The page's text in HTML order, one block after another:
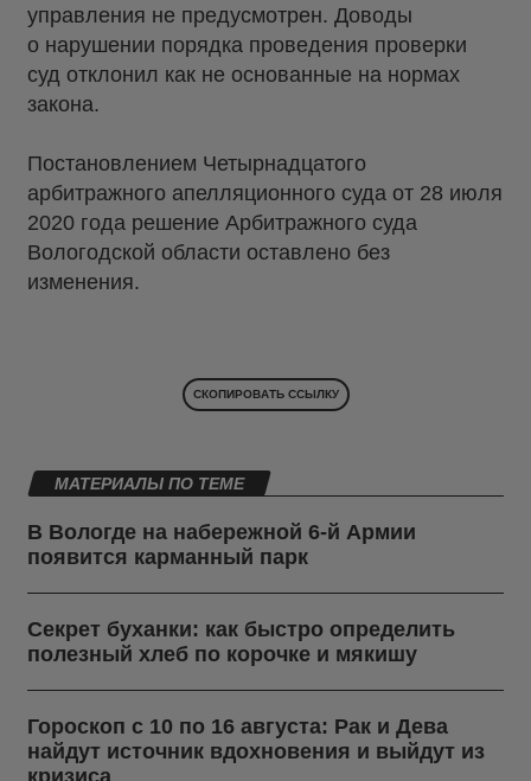
управления не предусмотрен. Доводы
о нарушении порядка проведения проверки
суд отклонил как не основанные на нормах
закона.
Постановлением Четырнадцатого
арбитражного апелляционного суда от 28 июля
2020 года решение Арбитражного суда
Вологодской области оставлено без
изменения.
СКОПИРОВАТЬ ССЫЛКУ
МАТЕРИАЛЫ ПО ТЕМЕ
В Вологде на набережной 6-й Армии
появится карманный парк
Секрет буханки: как быстро определить
полезный хлеб по корочке и мякишу
Гороскоп с 10 по 16 августа: Рак и Дева
найдут источник вдохновения и выйдут из